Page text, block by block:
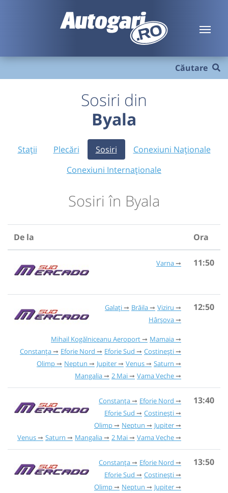
Căutare
Sosiri din
Byala
Stații Plecări Sosiri
Conexiuni Naționale
Conexiuni Internaționale
Sosiri în Byala
De la Ora
Varna 11:50
Galați Brăila
Viziru
Hârșova
Mihail Kogălniceanu Aeroport
Mamaia
Constanța
Eforie Nord Eforie Sud
Costinești
Olimp
Neptun Jupiter Venus
Saturn
Mangalia
2 Mai Vama Veche
12:50
Constanța
Eforie Nord
Eforie Sud
Costinești
Olimp
Neptun
Jupiter
Venus
Saturn Mangalia 2 Mai Vama Veche
13:40
Constanța
Eforie Nord
Eforie Sud
Costinești
Olimp
Neptun
Jupiter
13:50